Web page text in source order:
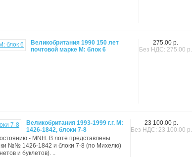
275.00 р.
Без НДС: 275.00 р.
Великобритания 1990 150 лет
почтовой марке М: блок 6
23 100.00 р.
Без НДС: 23 100.00 р.
Великобритания 1993-1999 г.г. М:
1426-1842, блоки 7-8
- MNH. В лоте представлены
№№ 1426-1842 и блоки 7-8 (по Михелю)
и буклетов). ..